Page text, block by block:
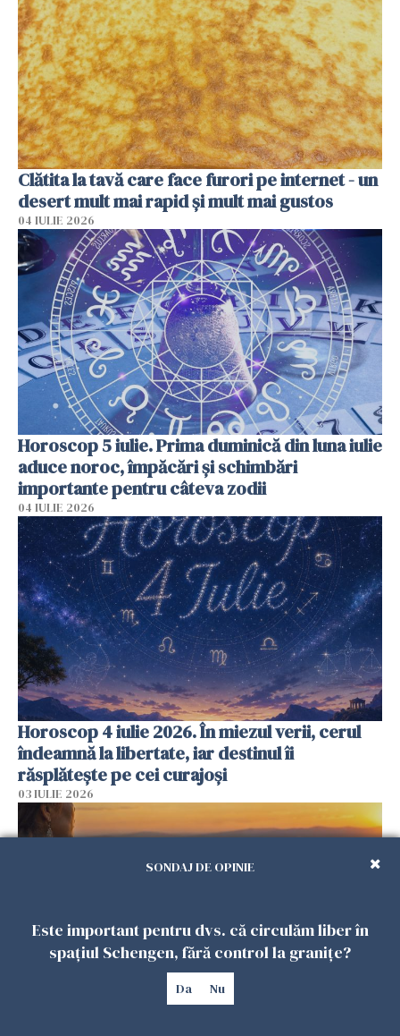
Clătita la tavă care face furori pe internet - un
desert mult mai rapid și mult mai gustos
04 IULIE 2026
Horoscop 5 iulie. Prima duminică din luna iulie
aduce noroc, împăcări și schimbări
importante pentru câteva zodii
04 IULIE 2026
Horoscop 4 iulie 2026. În miezul verii, cerul
îndeamnă la libertate, iar destinul îi
răsplătește pe cei curajoși
03 IULIE 2026
SONDAJ DE OPINIE
Este important pentru dvs. că circulăm liber în
spațiul Schengen, fără control la granițe?
Da Nu